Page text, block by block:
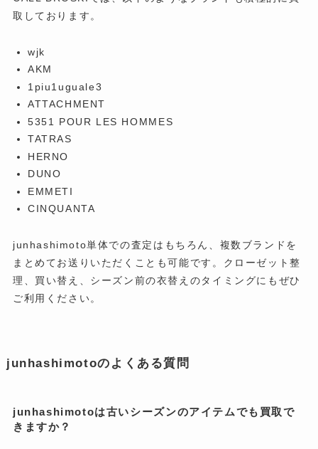
取しております。
wjk
AKM
1piu1uguale3
ATTACHMENT
5351 POUR LES HOMMES
TATRAS
HERNO
DUNO
EMMETI
CINQUANTA
junhashimoto単体での査定はもちろん、複数ブランドを
まとめてお送りいただくことも可能です。クローゼット整
理、買い替え、シーズン前の衣替えのタイミングにもぜひ
ご利用ください。
junhashimotoのよくある質問
junhashimotoは古いシーズンのアイテムでも買取で
きますか？